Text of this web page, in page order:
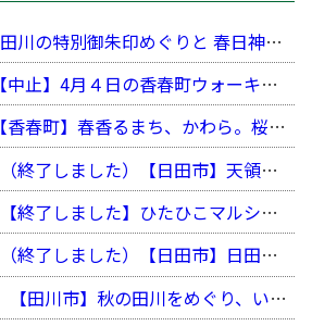
田川の特別御朱印めぐりと 春日神社神幸祭
【中止】4月４日の香春町ウォーキングについて
【香春町】春香るまち、かわら。桜＆菜の花ウォーキング
（終了しました）【日田市】天領日田の春の温もりを感じながら豆田町『ひな祭り』を巡る「日田めぐりウォーク」
【終了しました】ひたひこマルシェの開催について
（終了しました）【日田市】日田千年あかりと豆田町、幻想的な日田フリーコース（2025秋ひたひこウォーキング）
【田川市】秋の田川をめぐり、いざ秋興祭へ！（１１月８日）